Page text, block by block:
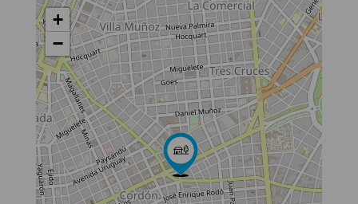
+
−